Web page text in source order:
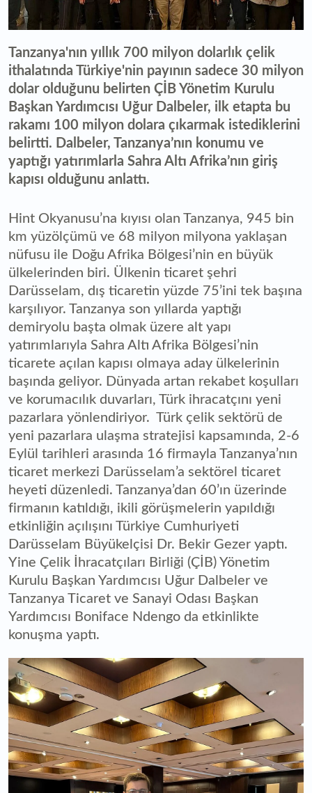
Tanzanya'nın yıllık 700 milyon dolarlık çelik
ithalatında Türkiye'nin payının sadece 30 milyon
dolar olduğunu belirten ÇİB Yönetim Kurulu
Başkan Yardımcısı Uğur Dalbeler, ilk etapta bu
rakamı 100 milyon dolara çıkarmak istediklerini
belirtti. Dalbeler, Tanzanya’nın konumu ve
yaptığı yatırımlarla Sahra Altı Afrika’nın giriş
kapısı olduğunu anlattı.
Hint Okyanusu’na kıyısı olan Tanzanya, 945 bin
km yüzölçümü ve 68 milyon milyona yaklaşan
nüfusu ile Doğu Afrika Bölgesi’nin en büyük
ülkelerinden biri. Ülkenin ticaret şehri
Darüsselam, dış ticaretin yüzde 75’ini tek başına
karşılıyor. Tanzanya son yıllarda yaptığı
demiryolu başta olmak üzere alt yapı
yatırımlarıyla Sahra Altı Afrika Bölgesi’nin
ticarete açılan kapısı olmaya aday ülkelerinin
başında geliyor. Dünyada artan rekabet koşulları
ve korumacılık duvarları, Türk ihracatçını yeni
pazarlara yönlendiriyor. Türk çelik sektörü de
yeni pazarlara ulaşma stratejisi kapsamında, 2-6
Eylül tarihleri arasında 16 firmayla Tanzanya’nın
ticaret merkezi Darüsselam’a sektörel ticaret
heyeti düzenledi. Tanzanya’dan 60’ın üzerinde
firmanın katıldığı, ikili görüşmelerin yapıldığı
etkinliğin açılışını Türkiye Cumhuriyeti
Darüsselam Büyükelçisi Dr. Bekir Gezer yaptı.
Yine Çelik İhracatçıları Birliği (ÇİB) Yönetim
Kurulu Başkan Yardımcısı Uğur Dalbeler ve
Tanzanya Ticaret ve Sanayi Odası Başkan
Yardımcısı Boniface Ndengo da etkinlikte
konuşma yaptı.